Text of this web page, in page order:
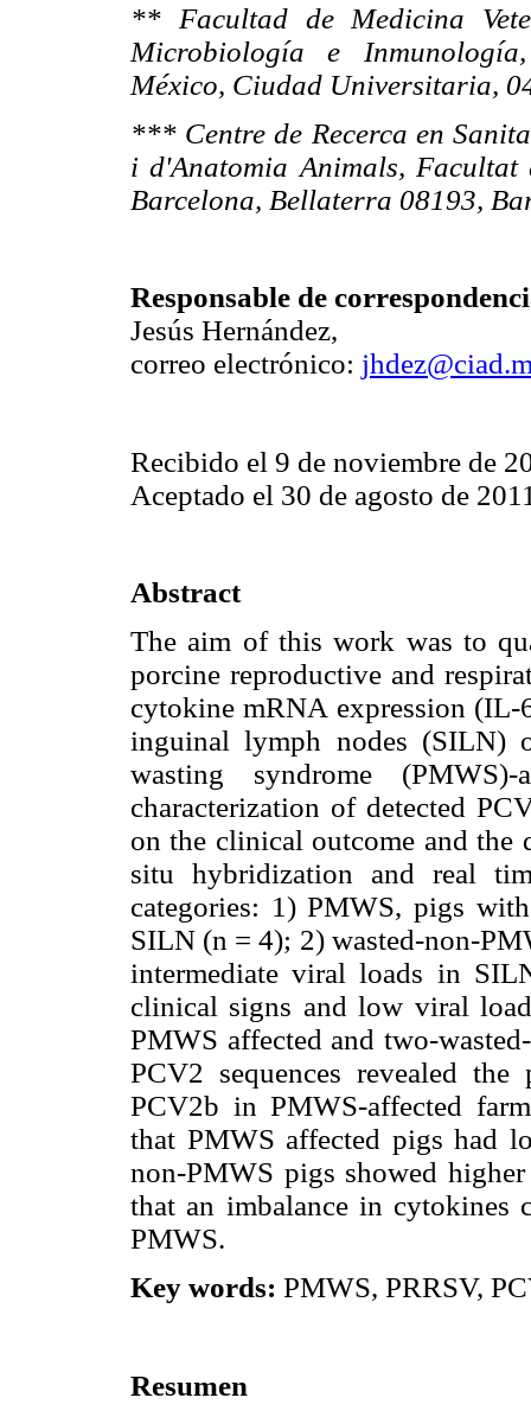
** Facultad de Medicina
Microbiología e
México, Ciudad Universitaria,
*** Centre de Recerca en
i d'Anatomia Animals, Facultat
Barcelona, Bellaterra 08193,
Responsable de
Jesús Hernández,
correo electrónico:
Recibido el 9 de noviembre de
Aceptado el 30 de agosto de
Abstract
The aim of this work was to
porcine reproductive and
cytokine mRNA expression
inguinal lymph nodes (SILN)
wasting syndrome
characterization of detected
on the clinical outcome and
situ hybridization and real
categories: 1) PMWS, pigs
SILN (n = 4); 2) wasted-non-
intermediate viral loads in
clinical signs and low viral
PMWS affected and two-
PCV2 sequences revealed
PCV2b in PMWS-affected
that PMWS affected pigs had
non-PMWS pigs showed
that an imbalance in cytokines
PMWS.
Key words: PMWS, PRRSV,
Resumen